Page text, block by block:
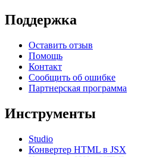
Поддержка
Оставить отзыв
Помощь
Контакт
Сообщить об ошибке
Партнерская программа
Инструменты
Studio
Конвертер HTML в JSX